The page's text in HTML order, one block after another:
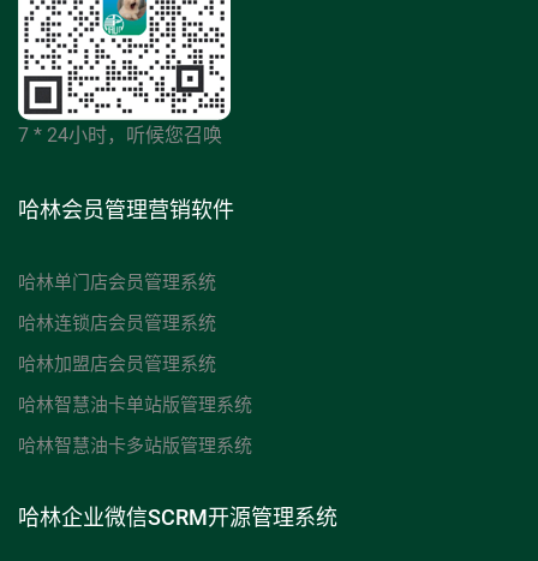
7 * 24小时，听候您召唤
哈林会员管理营销软件
哈林单门店会员管理系统
哈林连锁店会员管理系统
哈林加盟店会员管理系统
哈林智慧油卡单站版管理系统
哈林智慧油卡多站版管理系统
哈林企业微信SCRM开源管理系统